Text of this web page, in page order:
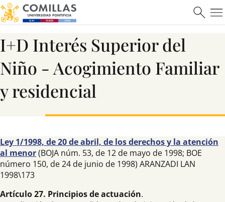
I+D Interés Superior del
Niño - Acogimiento Familiar
y residencial
Ley 1/1998, de 20 de abril, de los derechos y la atención
al menor(BOJA núm. 53, de 12 de mayo de 1998; BOE
número 150, de 24 de junio de 1998) ARANZADI LAN
1998\173
Artículo 27. Principios de actuación.